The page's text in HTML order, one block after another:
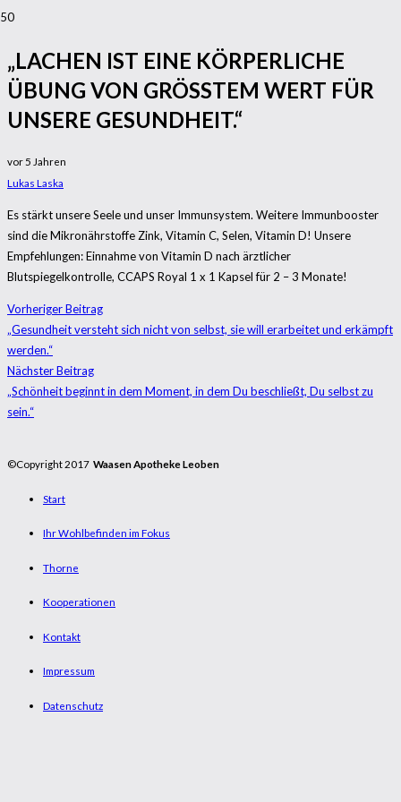
„LACHEN IST EINE KÖRPERLICHE
ÜBUNG VON GRÖSSTEM WERT FÜR U
NSERE GESUNDHEIT.“
vor 5 Jahren
Lukas Laska
Es stärkt unsere Seele und unser Immunsystem. Weitere Immunbooster
sind die Mikronährstoffe Zink, Vitamin C, Selen, Vitamin D! Unsere
Empfehlungen: Einnahme von Vitamin D nach ärztlicher
Blutspiegelkontrolle, CCAPS Royal 1 x 1 Kapsel für 2 – 3 Monate!
Vorheriger Beitrag
„Gesundheit versteht sich nicht von selbst, sie will erarbeitet und erkämpft
werden.“
Nächster Beitrag
„Schönheit beginnt in dem Moment, in dem Du beschließt, Du selbst zu
sein.“
©Copyright 2017 Waasen Apotheke Leoben
Start
Ihr Wohlbefinden im Fokus
Thorne
Kooperationen
Kontakt
Impressum
Datenschutz